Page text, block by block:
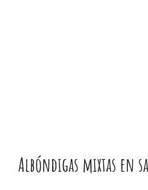
Albóndigas mixtas en